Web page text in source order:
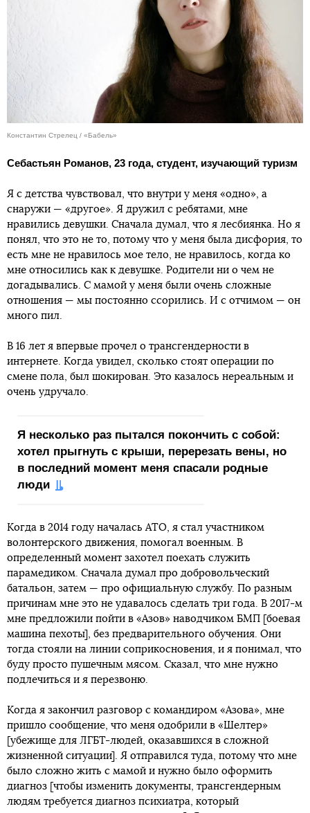
Константин Стрелец / «Бабель»
Себастьян Романов, 23 года, студент, изучающий туризм
Я с детства чувствовал, что внутри у меня «одно», а
снаружи — «другое». Я дружил с ребятами, мне
нравились девушки. Сначала думал, что я лесбиянка. Но я
понял, что это не то, потому что у меня была дисфория, то
есть мне не нравилось мое тело, не нравилось, когда ко
мне относились как к девушке. Родители ни о чем не
догадывались. С мамой у меня были очень сложные
отношения — мы постоянно ссорились. И с отчимом — он
много пил.
В 16 лет я впервые прочел о трансгендерности в
интернете. Когда увидел, сколько стоят операции по
смене пола, был шокирован. Это казалось нереальным и
очень удручало.
Я несколько раз пытался покончить с собой:
хотел прыгнуть с крыши, перерезать вены, но
в последний момент меня спасали родные
люди
Когда в 2014 году началась АТО, я стал участником
волонтерского движения, помогал военным. В
определенный момент захотел поехать служить
парамедиком. Сначала думал про добровольческий
батальон, затем — про официальную службу. По разным
причинам мне это не удавалось сделать три года. В 2017-м
мне предложили пойти в «Азов» наводчиком БМП [боевая
машина пехоты], без предварительного обучения. Они
тогда стояли на линии соприкосновения, и я понимал, что
буду просто пушечным мясом. Сказал, что мне нужно
подлечиться и я перезвоню.
Когда я закончил разговор с командиром «Азова», мне
пришло сообщение, что меня одобрили в «Шелтер»
[убежище для ЛГБТ-людей, оказавшихся в сложной
жизненной ситуации]. Я отправился туда, потому что мне
было сложно жить с мамой и нужно было оформить
диагноз [чтобы изменить документы, трансгендерным
людям требуется диагноз психиатра, который